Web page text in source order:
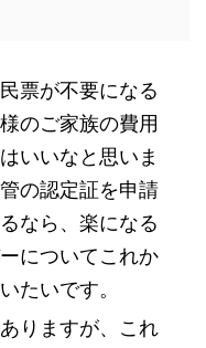
票が不要になる
のご家族の費用
いいなと思いま
の認定証を申請
なら、楽になる
についてこれか
たいです。
りますが、これ